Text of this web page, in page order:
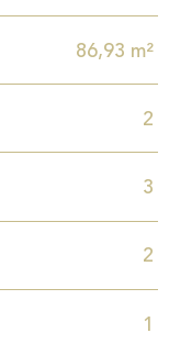
86,93 m²
2
3
2
1